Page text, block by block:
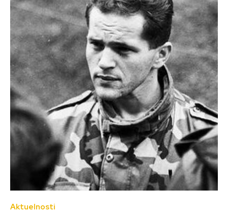
Aktuelnosti